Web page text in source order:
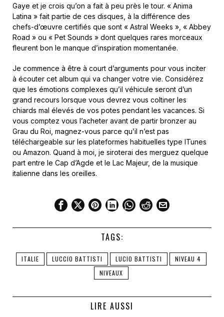
Gaye et je crois qu’on a fait à peu près le tour. « Anima
Latina » fait partie de ces disques, à la différence des
chefs-d’œuvre certifiés que sont « Astral Weeks », « Abbey
Road » ou « Pet Sounds » dont quelques rares morceaux
fleurent bon le manque d’inspiration momentanée.
Je commence à être à court d’arguments pour vous inciter
à écouter cet album qui va changer votre vie. Considérez
que les émotions complexes qu’il véhicule seront d’un
grand recours lorsque vous devrez vous coltiner les
chiards mal élevés de vos potes pendant les vacances. Si
vous comptez vous l’acheter avant de partir bronzer au
Grau du Roi, magnez-vous parce qu’il n’est pas
téléchargeable sur les plateformes habituelles type ITunes
ou Amazon. Quand à moi, je siroterai des merguez quelque
part entre le Cap d’Agde et le Lac Majeur, de la musique
italienne dans les oreilles.
TAGS:
ITALIE LUCCIO BATTISTI LUCIO BATTISTI
NIVEAU 4
NIVEAUX
LIRE AUSSI